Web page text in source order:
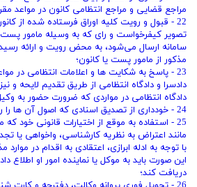
مراجع قضایی و مراجع انتظامی کانون در مواعد
22 - قبول و رویت کلیه اوراق فرستاده شده از
تصویر کیفرخواست و رای که به وسیله مامور پست
سامانه ارسال می‌شود، به ‌محض رویت و ارائه رسید
مذکور از مامور پست یا کانون؛
23 - پاسخ به شکایت ‌ها و اعلامات انتظامی در
دادسرا و دادگاه انتظامی از طریق تقدیم لایحه و
دادگاه انتظامی در مواردی که ضرورت حضور به
24 - خودداری از تصدیق اسنادی که اصول آن‌ ها را رویت نکرده است؛
25 - استفاده به موقع از اختیارات قانونی خود
مانند اعتراض به نظریه کارشناسی، واخواهی یا
با توجه به ادله ابرازی، اعتقادی به اقدام در موارد
این صورت باید به موکل یا نماینده امور او اطلاع
دریافت کند؛